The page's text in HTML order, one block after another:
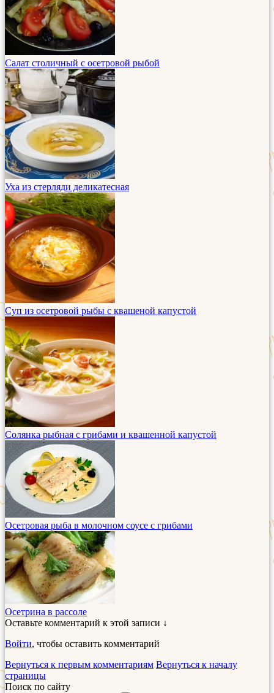
Салат столичный с осетровой рыбой
Уха из стерляди деликатесная
Суп из осетровой рыбы с квашеной капустой
Солянка рыбная с грибами и квашенной капустой
Осетровая рыба в молочном соусе с грибами
Осетрина в рассоле
Оставьте комментарий к этой записи ↓
Войти, чтобы оставить комментарий
Вернуться к первым комментариям Вернуться к началу
страницы
Поиск по сайту